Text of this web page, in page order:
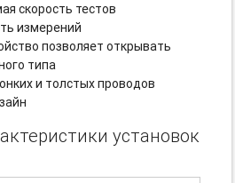
скорость тестов
измерений
позволяет открывать
типа
и толстых проводов
установок